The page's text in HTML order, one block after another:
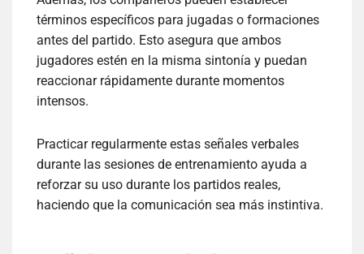
términos específicos para jugadas o formaciones
antes del partido. Esto asegura que ambos
jugadores estén en la misma sintonía y puedan
reaccionar rápidamente durante momentos
intensos.
Practicar regularmente estas señales verbales
durante las sesiones de entrenamiento ayuda a
reforzar su uso durante los partidos reales,
haciendo que la comunicación sea más instintiva.